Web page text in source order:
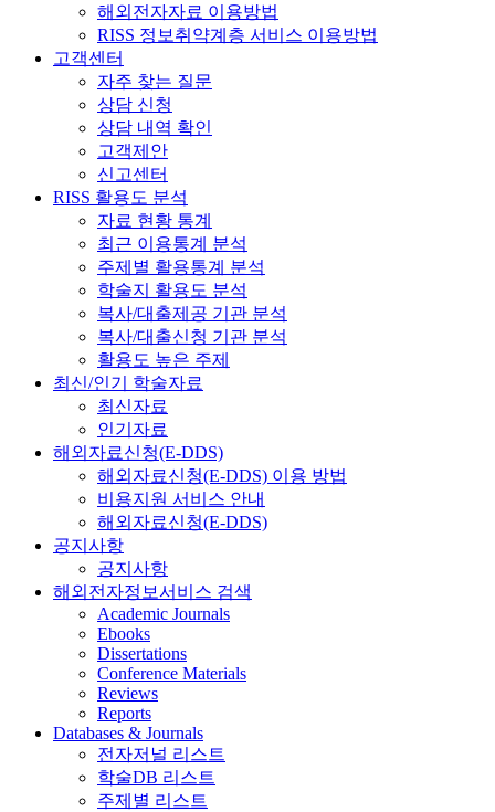
해외전자자료 이용방법
RISS 정보취약계층 서비스 이용방법
고객센터
자주 찾는 질문
상담 신청
상담 내역 확인
고객제안
신고센터
RISS 활용도 분석
자료 현황 통계
최근 이용통계 분석
주제별 활용통계 분석
학술지 활용도 분석
복사/대출제공 기관 분석
복사/대출신청 기관 분석
활용도 높은 주제
최신/인기 학술자료
최신자료
인기자료
해외자료신청(E-DDS)
해외자료신청(E-DDS) 이용 방법
비용지원 서비스 안내
해외자료신청(E-DDS)
공지사항
공지사항
해외전자정보서비스 검색
Academic Journals
Ebooks
Dissertations
Conference Materials
Reviews
Reports
Databases & Journals
전자저널 리스트
학술DB 리스트
주제별 리스트